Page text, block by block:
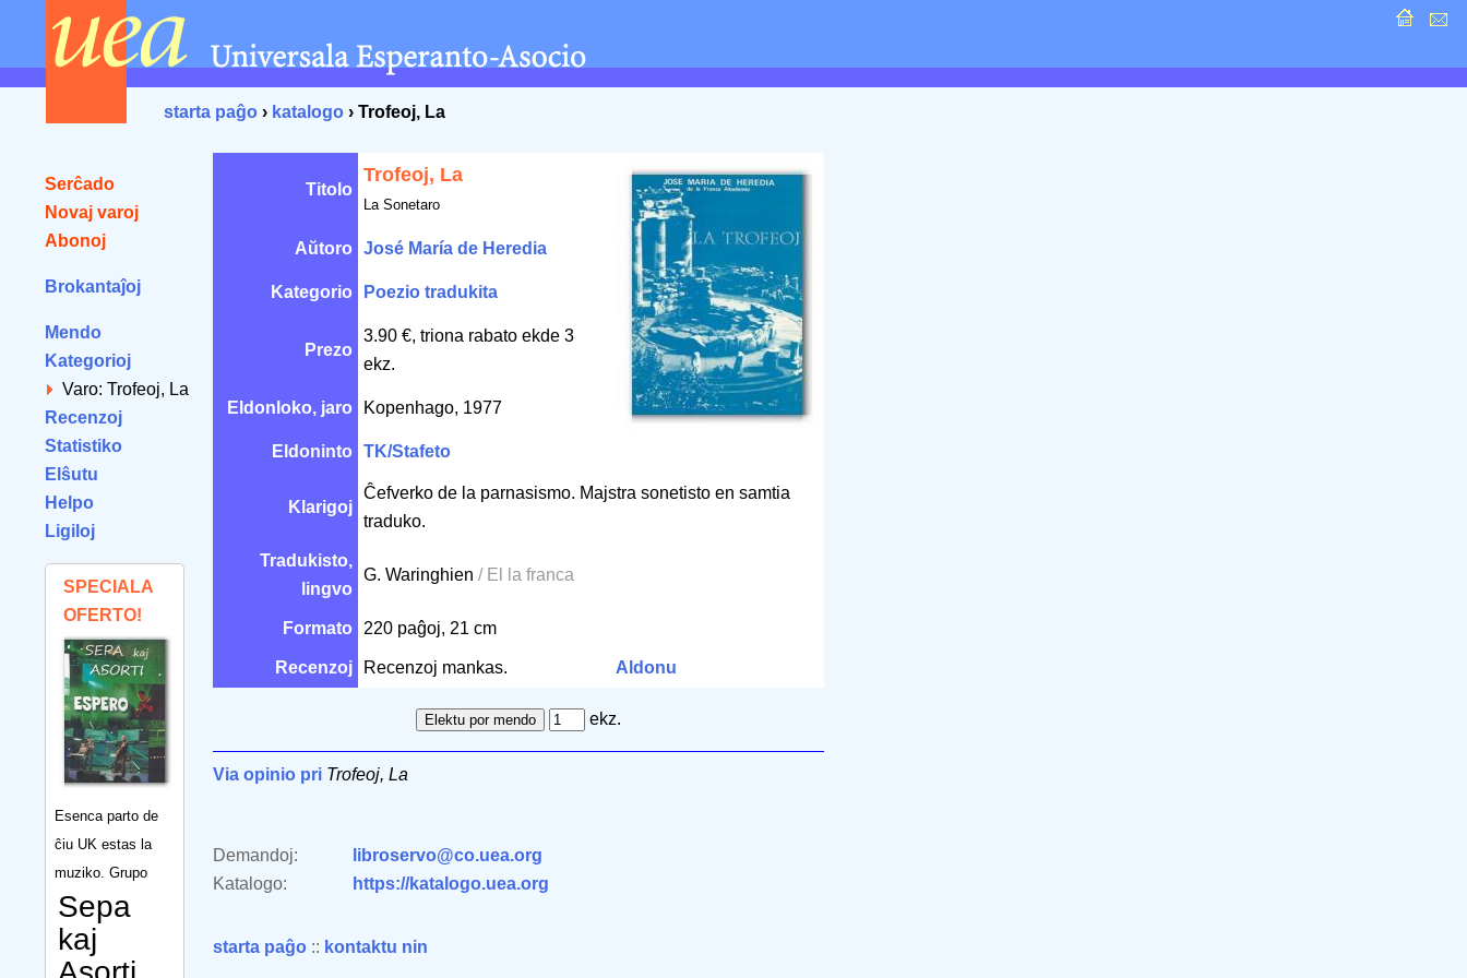
starta paĝo › katalogo › Trofeoj, La
Serĉado
Novaj varoj
Abonoj
Brokantaĵoj
Mendo
Kategorioj
Varo: Trofeoj, La
Recenzoj
Statistiko
Elŝutu
Helpo
Ligiloj
SPECIALA
OFERTO!
Esenca parto de
ĉiu UK estas la
muziko. Grupo
Sepa
kaj
Titolo
Trofeoj, La
La Sonetaro
Aŭtoro José María de Heredia
Kategorio Poezio tradukita
Prezo
3.90 €, triona rabato ekde 3
ekz.
Eldonloko, jaro Kopenhago, 1977
Eldoninto TK/Stafeto
Klarigoj
Ĉefverko de la parnasismo. Majstra sonetisto en samtia
traduko.
Tradukisto,
lingvo
G. Waringhien / El la franca
Formato 220 paĝoj, 21 cm
Recenzoj Recenzoj mankas. Aldonu
ekz.
Via opinio pri Trofeoj, La
Demandoj:
libroservo@co.uea.org
Katalogo:
https://katalogo.uea.org
starta paĝo :: kontaktu nin